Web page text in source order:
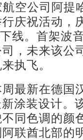
空公司阿提
庆祝活动，
线。首架波
，未来该公
执飞。
新在德国
涂装设计。
同色调的颜
联酋北部的